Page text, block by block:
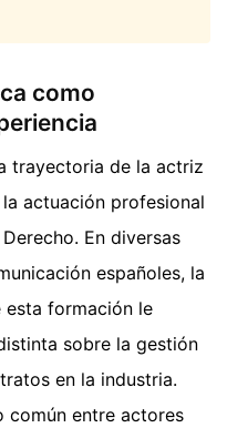
como
trayectoria de la actriz
actuación profesional
En diversas
españoles, la
esta formación le
sobre la gestión
en la industria.
común entre actores